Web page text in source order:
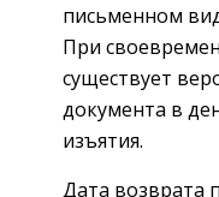
письменном
При
существует
документа в
изъятия.
Дата возврата